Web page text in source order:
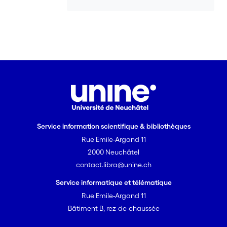
autour de l’acquisition de drones
Service information scientifique & bibliothèques
Rue Emile-Argand 11
2000 Neuchâtel
contact.libra@unine.ch
Service informatique et télématique
Rue Emile-Argand 11
Bâtiment B, rez-de-chaussée